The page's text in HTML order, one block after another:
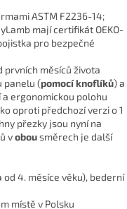
ASTM F2236-14;
mají certifikát OEKO-
pro bezpečné
prvních měsíců života
panelu (pomocí knoflíků) a
ergonomickou polohu
oproti předchozí verzi o 1
přezky jsou nyní na
vobousměrech je další
4. měsíce věku), bederní
místě v Polsku